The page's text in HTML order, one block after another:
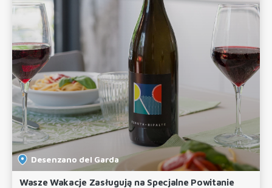
Desenzano del Garda
Wasze Wakacje Zasługują na Specjalne Powitanie